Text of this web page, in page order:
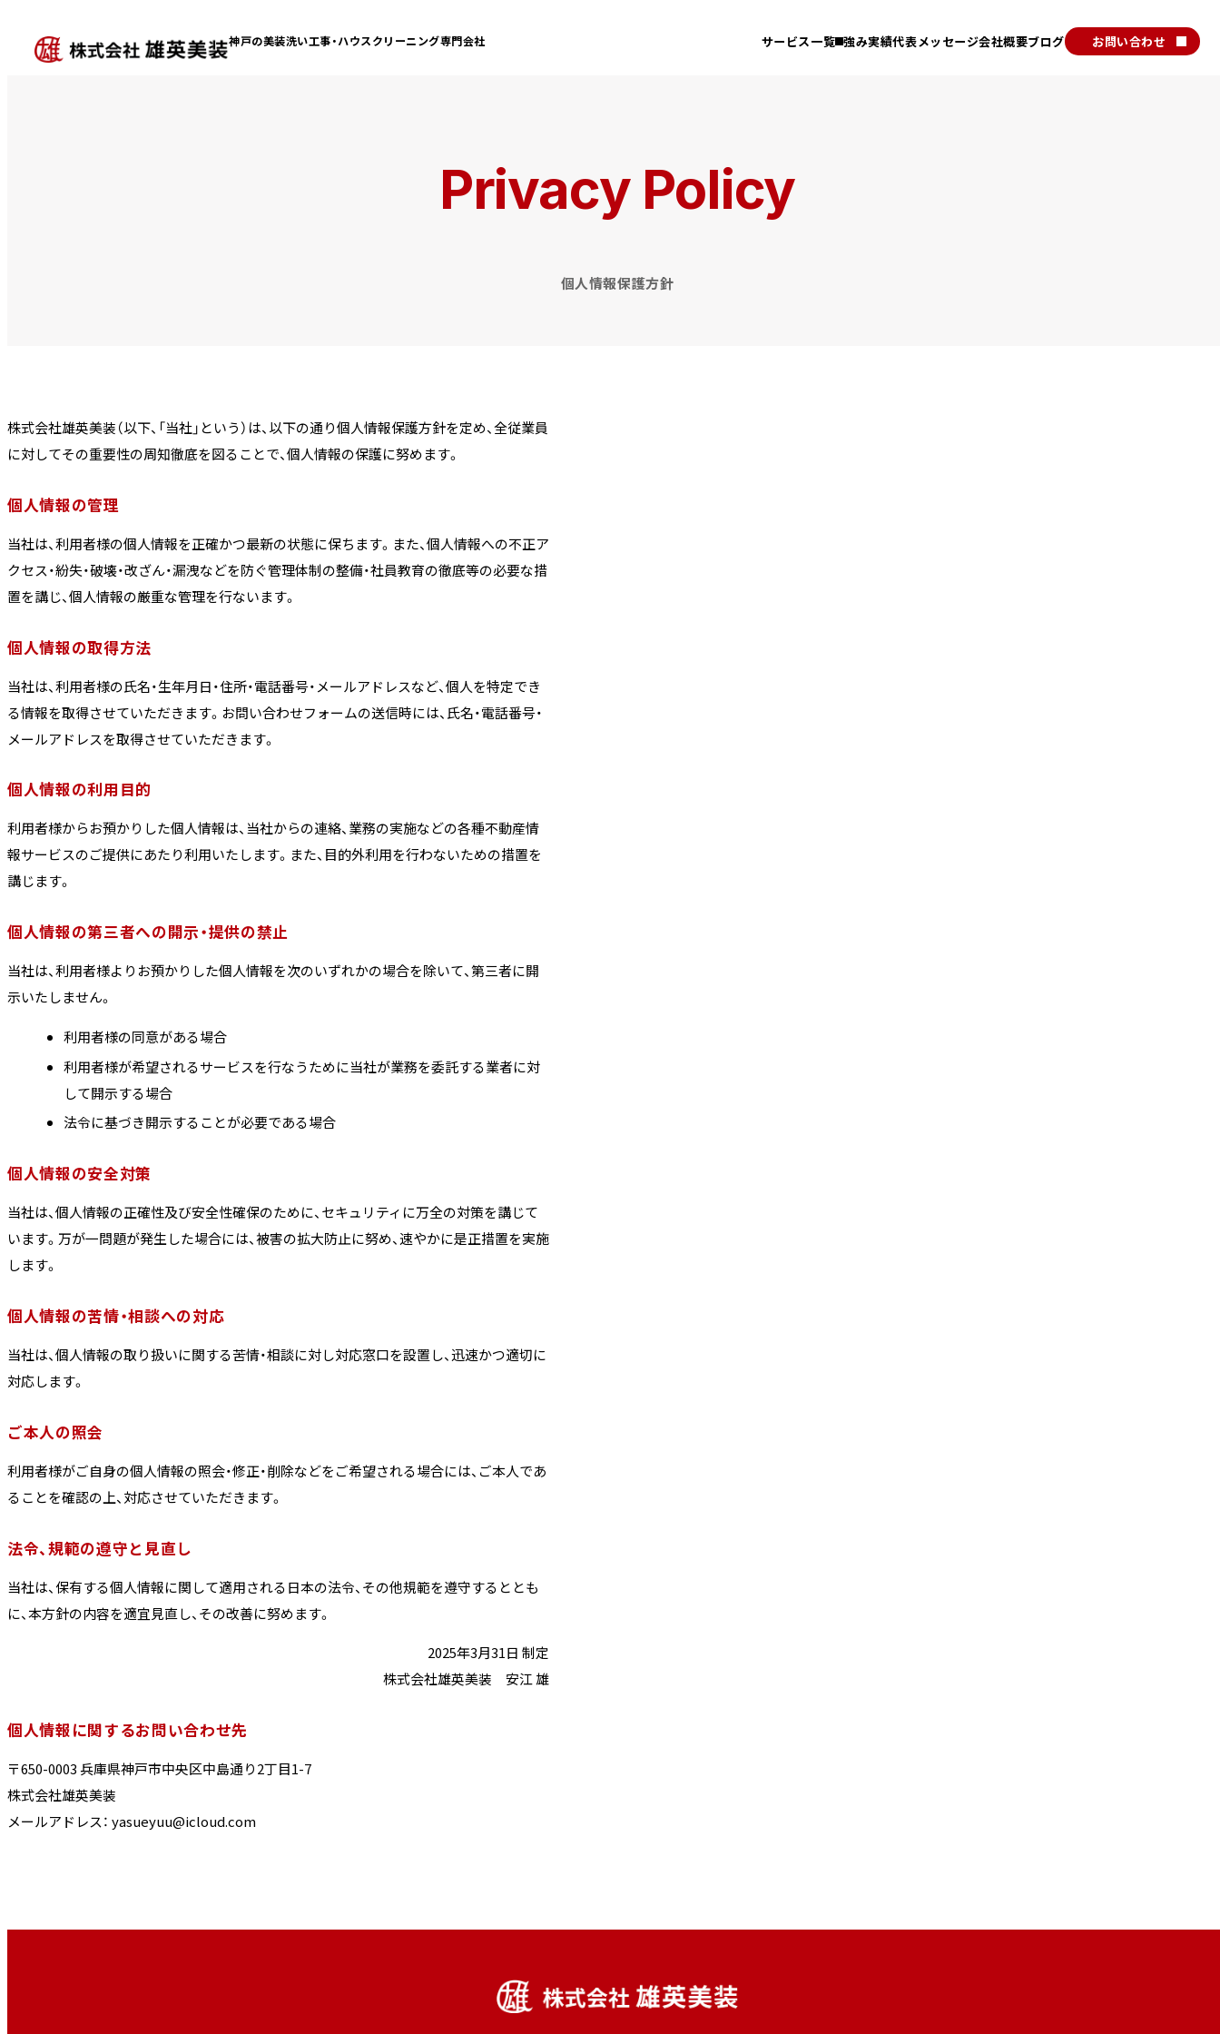
神戸の美装洗い工事・ハウスクリーニング専門会社 サービス一覧 強み実績代表メッセージ会社概要ブログ お問い合わせ
Privacy Policy
個人情報保護方針
株式会社雄英美装（以下、「当社」という）は、以下の通り個人情報保護方針を定め、全従業員
に対してその重要性の周知徹底を図ることで、個人情報の保護に努めます。
個人情報の管理
当社は、利用者様の個人情報を正確かつ最新の状態に保ちます。また、個人情報への不正ア
クセス・紛失・破壊・改ざん・漏洩などを防ぐ管理体制の整備・社員教育の徹底等の必要な措
置を講じ、個人情報の厳重な管理を行ないます。
個人情報の取得方法
当社は、利用者様の氏名・生年月日・住所・電話番号・メールアドレスなど、個人を特定でき
る情報を取得させていただきます。お問い合わせフォームの送信時には、氏名・電話番号・
メールアドレスを取得させていただきます。
個人情報の利用目的
利用者様からお預かりした個人情報は、当社からの連絡、業務の実施などの各種不動産情
報サービスのご提供にあたり利用いたします。また、目的外利用を行わないための措置を
講じます。
個人情報の第三者への開示・提供の禁止
当社は、利用者様よりお預かりした個人情報を次のいずれかの場合を除いて、第三者に開
示いたしません。
利用者様の同意がある場合
利用者様が希望されるサービスを行なうために当社が業務を委託する業者に対
して開示する場合
法令に基づき開示することが必要である場合
個人情報の安全対策
当社は、個人情報の正確性及び安全性確保のために、セキュリティに万全の対策を講じて
います。万が一問題が発生した場合には、被害の拡大防止に努め、速やかに是正措置を実施
します。
個人情報の苦情・相談への対応
当社は、個人情報の取り扱いに関する苦情・相談に対し対応窓口を設置し、迅速かつ適切に
対応します。
ご本人の照会
利用者様がご自身の個人情報の照会・修正・削除などをご希望される場合には、ご本人であ
ることを確認の上、対応させていただきます。
法令、規範の遵守と見直し
当社は、保有する個人情報に関して適用される日本の法令、その他規範を遵守するととも
に、本方針の内容を適宜見直し、その改善に努めます。
2025年3月31日 制定
株式会社雄英美装 安江 雄
個人情報に関するお問い合わせ先
〒650-0003 兵庫県神戸市中央区中島通り2丁目1-7
株式会社雄英美装
メールアドレス： yasueyuu@icloud.com